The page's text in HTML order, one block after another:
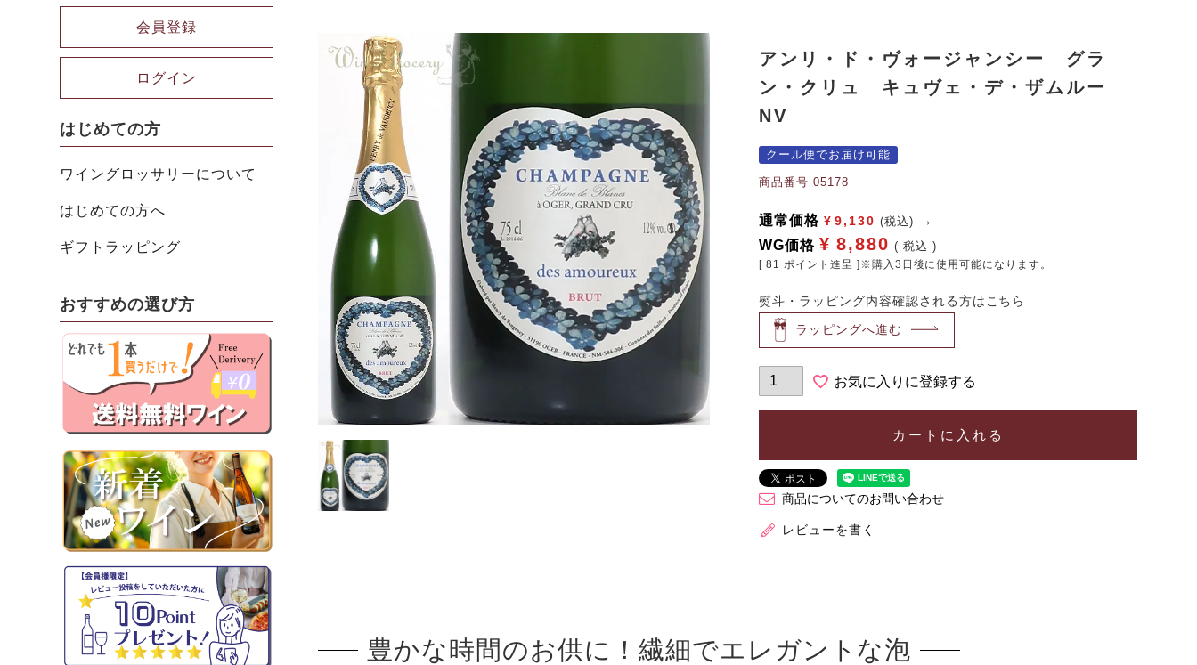
会員登録
ログイン
はじめての方
ワイングロッサリーについて
はじめての方へ
ギフトラッピング
おすすめの選び方
アンリ・ド・ヴォージャンシー グラ
ン・クリュ キュヴェ・デ・ザムルー
NV
クール便でお届け可能
商品番号 05178
通常価格 ¥ 9,130 (税込)
WG価格 ¥ 8,880 税込
[ 81 ポイント進呈 ]※購入3日後に使用可能になります。
熨斗・ラッピング内容確認される方はこちら
ラッピングへ進む
お気に入りに登録する
カートに入れる
商品についてのお問い合わせ
レビューを書く
豊かな時間のお供に！繊細でエレガントな泡